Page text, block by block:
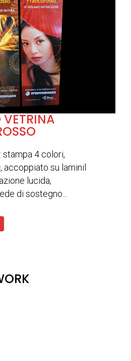
VETRINA
4 colori,
accoppiato su laminil
lucida,
di sostegno...